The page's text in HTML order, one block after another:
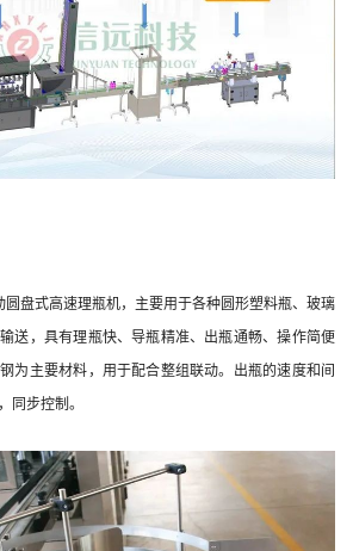
圆盘式高速理瓶机，主要用于各种圆形塑料瓶、玻璃
送，具有理瓶快、导瓶精准、出瓶通畅、操作简便
为主要材料，用于配合整组联动。出瓶的速度和间
同步控制。